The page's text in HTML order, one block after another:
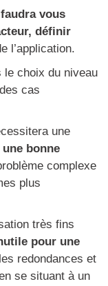
vous
définir
l’application.
le choix du niveau
cas
une
bonne
complexe
plus
très fins
pour une
redondances et
se situant à un